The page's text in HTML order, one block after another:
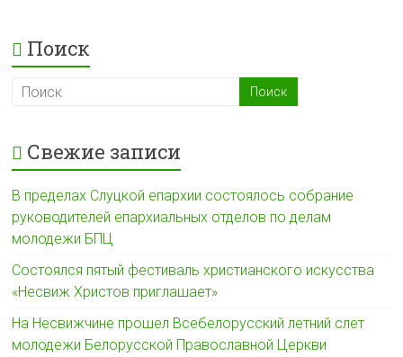
i
k
a
m
в
и
Поиск
Свежие записи
В пределах Слуцкой епархии состоялось собрание
руководителей епархиальных отделов по делам
молодежи БПЦ
Состоялся пятый фестиваль христианского искусства
«Несвиж Христов приглашает»
На Несвижчине прошел Всебелорусский летний слет
молодежи Белорусской Православной Церкви